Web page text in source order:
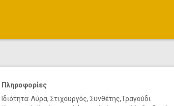
Πληροφορίες
Ιδιότητα: Λύρα, Στιχουργός, Συνθέτης,Τραγούδι